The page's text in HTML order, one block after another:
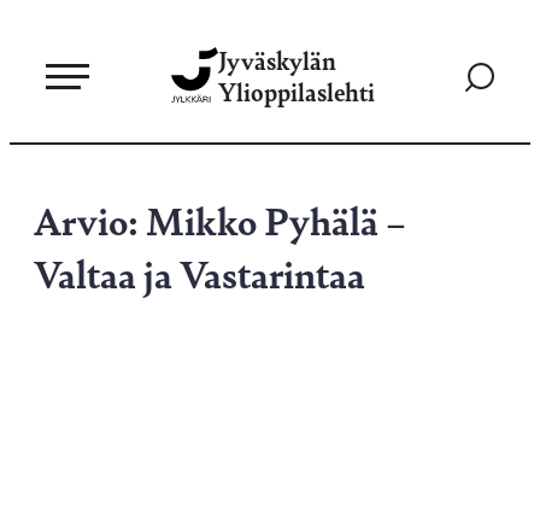
sisältöön
Jyväskylän
Ylioppilaslehti
Siirry
Arvio: Mikko Pyhälä –
Valtaa ja Vastarintaa